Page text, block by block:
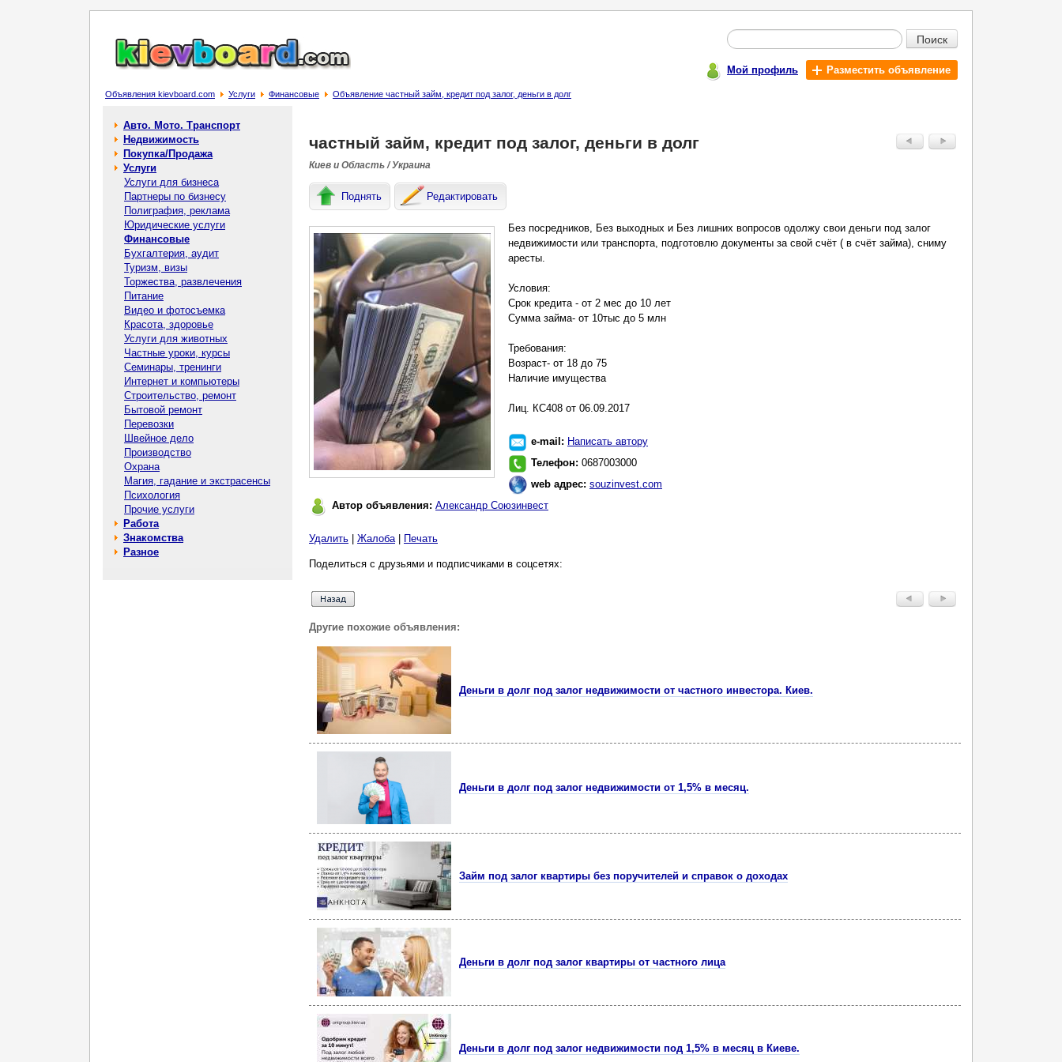
Поиск
Мой профиль Разместить объявление
Объявления kievboard.com Услуги Финансовые Объявление частный займ, кредит под залог, деньги в долг
Авто. Мото. Транспорт
Недвижимость
Покупка/Продажа
Услуги
Услуги для бизнеса
Партнеры по бизнесу
Полиграфия, реклама
Юридические услуги
Финансовые
Бухгалтерия, аудит
Туризм, визы
Торжества, развлечения
Питание
Видео и фотосъемка
Красота, здоровье
Услуги для животных
Частные уроки, курсы
Семинары, тренинги
Интернет и компьютеры
Строительство, ремонт
Бытовой ремонт
Перевозки
Швейное дело
Производство
Охрана
Магия, гадание и экстрасенсы
Психология
Прочие услуги
Работа
Знакомства
Разное
частный займ, кредит под залог, деньги в долг
Киев и Область / Украина
Поднять Редактировать
Без посредников, Без выходных и Без лишних вопросов одолжу свои деньги под залог
недвижимости или транспорта, подготовлю документы за свой счёт ( в счёт займа), сниму
аресты.
Условия:
Срок кредита - от 2 мес до 10 лет
Сумма займа- от 10тыс до 5 млн
Требования:
Возраст- от 18 до 75
Наличие имущества
Лиц. КС408 от 06.09.2017
e-mail: Написать автору
Телефон: 0687003000
web адрес: souzinvest.com
Автор объявления: Александр Союзинвест
Удалить Жалоба| Печать
Поделиться с друзьями и подписчиками в соцсетях:
Другие похожие объявления:
Деньги в долг под залог недвижимости от частного инвестора. Киев.
Деньги в долг под залог недвижимости от 1,5% в месяц.
Займ под залог квартиры без поручителей и справок о доходах
Деньги в долг под залог квартиры от частного лица
Деньги в долг под залог недвижимости под 1,5% в месяц в Киеве.